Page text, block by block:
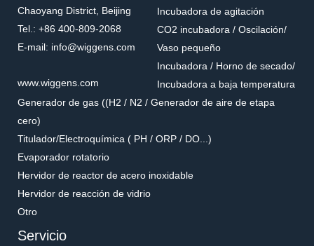
Chaoyang District, Beijing
Tel.: +86 400-809-2068
E-mail: info@wiggens.com
www.wiggens.com
Incubadora de agitación
CO2 incubadora / Oscilación/
Vaso pequeño
Incubadora / Horno de secado/
Incubadora a baja temperatura
Generador de gas ((H2 / N2 / Generador de aire de etapa
cero)
Titulador/Electroquímica ( PH / ORP / DO...)
Evaporador rotatorio
Hervidor de reactor de acero inoxidable
Hervidor de reacción de vidrio
Otro
Servicio